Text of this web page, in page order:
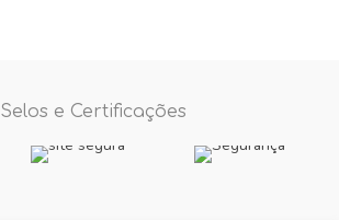
Selos e Certificações